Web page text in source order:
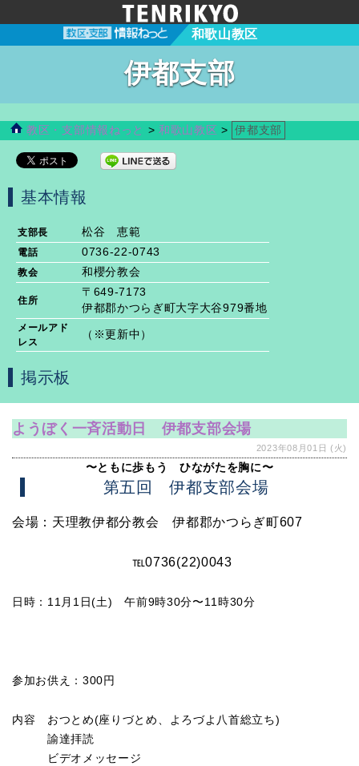
和歌山教区
伊都支部
教区・支部情報ねっと > 和歌山教区 > 伊都支部
基本情報
支部長 松谷 恵範
電話 0736-22-0743
教会 和櫻分教会
住所
〒649-7173
伊都郡かつらぎ町大字大谷979番地
メールアド
レス
（※更新中）
掲示板
ようぼく一斉活動日 伊都支部会場
2023年08月01日 (火)
〜ともに歩もう ひながたを胸に〜
第五回 伊都支部会場
会場：天理教伊都分教会 伊都郡かつらぎ町607
℡0736(22)0043
日時：11月1日(土) 午前9時30分〜11時30分
参加お供え：300円
内容 おつとめ(座りづとめ、よろづよ八首総立ち)
諭達拝読
ビデオメッセージ